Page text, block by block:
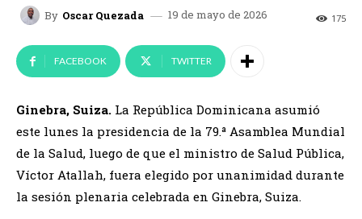
By Oscar Quezada 19 de mayo de 2026 175
FACEBOOK TWITTER
Ginebra, Suiza. La República Dominicana asumió
este lunes la presidencia de la 79.ª Asamblea Mundial
de la Salud, luego de que el ministro de Salud Pública,
Víctor Atallah, fuera elegido por unanimidad durante
la sesión plenaria celebrada en Ginebra, Suiza.